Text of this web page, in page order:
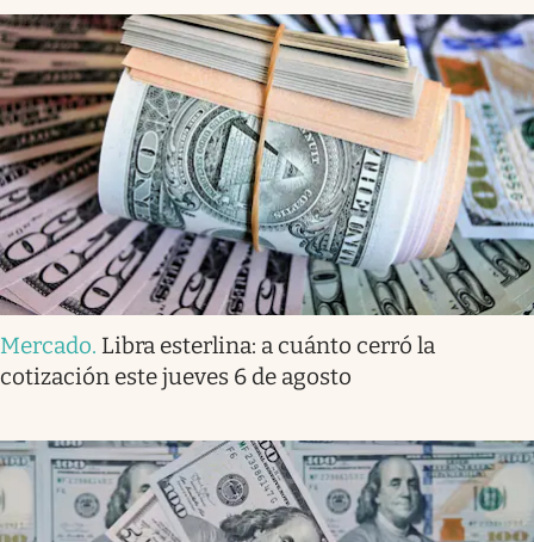
Mercado. Libra esterlina: a cuánto cerró la
cotización este jueves 6 de agosto